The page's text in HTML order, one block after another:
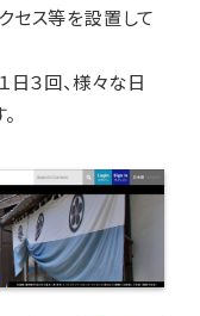
セス等を設置して
日３回、様々な日